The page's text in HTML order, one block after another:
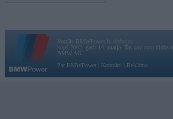
Vortāls BMWPower.lv darbojas
kopš 2002. gada 14. maija. Tas nav auto klubs
BMW AG.
Par BMWPower
Kontakti Reklāma